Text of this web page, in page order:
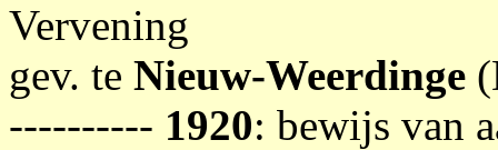
Vervening
gev. te Nieuw-Weerdinge
---------- 1920: bewijs van